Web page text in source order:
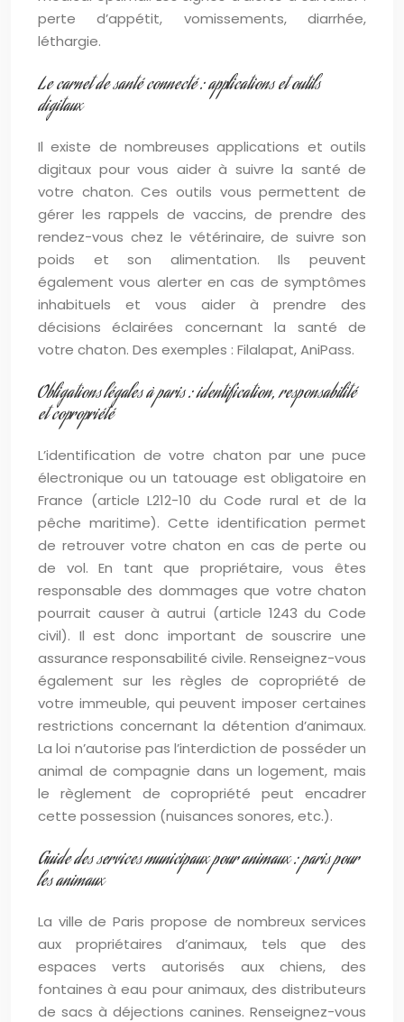
perte d’appétit, vomissements, diarrhée,
léthargie.
Le carnet de santé connecté : applications et outils
digitaux
Il existe de nombreuses applications et outils
digitaux pour vous aider à suivre la santé de
votre chaton. Ces outils vous permettent de
gérer les rappels de vaccins, de prendre des
rendez-vous chez le vétérinaire, de suivre son
poids et son alimentation. Ils peuvent
également vous alerter en cas de symptômes
inhabituels et vous aider à prendre des
décisions éclairées concernant la santé de
votre chaton. Des exemples : Filalapat, AniPass.
Obligations légales à paris : identification, responsabilité
et copropriété
L’identification de votre chaton par une puce
électronique ou un tatouage est obligatoire en
France (article L212-10 du Code rural et de la
pêche maritime). Cette identification permet
de retrouver votre chaton en cas de perte ou
de vol. En tant que propriétaire, vous êtes
responsable des dommages que votre chaton
pourrait causer à autrui (article 1243 du Code
civil). Il est donc important de souscrire une
assurance responsabilité civile. Renseignez-vous
également sur les règles de copropriété de
votre immeuble, qui peuvent imposer certaines
restrictions concernant la détention d’animaux.
La loi n’autorise pas l’interdiction de posséder un
animal de compagnie dans un logement, mais
le règlement de copropriété peut encadrer
cette possession (nuisances sonores, etc.).
Guide des services municipaux pour animaux : paris pour
les animaux
La ville de Paris propose de nombreux services
aux propriétaires d’animaux, tels que des
espaces verts autorisés aux chiens, des
fontaines à eau pour animaux, des distributeurs
de sacs à déjections canines. Renseignez-vous